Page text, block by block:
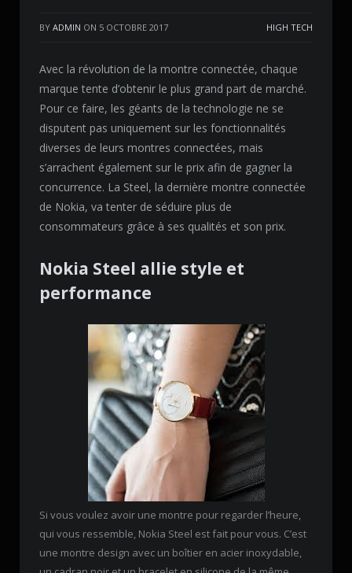
BY ADMIN ON 5 OCTOBRE 2017 HIGH TECH
Avec la révolution de la montre connectée, chaque
marque tente d’obtenir le plus grand part de marché.
Pour ce faire, les géants de la technologie ne se
disputent pas uniquement sur les fonctionnalités
diverses de leurs montres connectées, mais
s’arrachent également sur le prix afin de gagner la
concurrence. La Steel, la dernière montre connectée
de Nokia, va tenter de séduire plus de
consommateurs grâce à ses qualités et son prix.
Nokia Steel allie style et
performance
Si vous voulez avoir une montre pour regarder l’heure,
qui vous ressemble, Nokia Steel est fait pour vous. C’est
une montre design avec un boîtier en acier inoxydable,